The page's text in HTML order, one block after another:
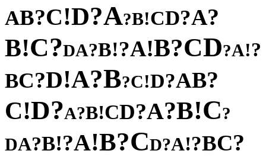
AB?C!D?A?B!CD?A?
B!C?DA?B!?A!B?CD?A!?
BC?D!A?B?C!D?AB?
C!D?A?B!CD?A?B!C?
DA?B!?A!B?CD?A!?BC?